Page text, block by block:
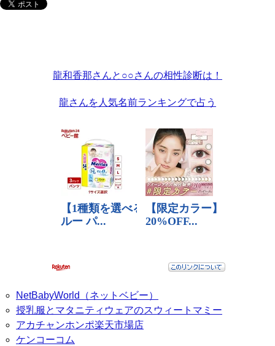
龍和香那さんと○○さんの相性診断は！
龍さんを人気名前ランキングで占う
NetBabyWorld（ネットベビー）
授乳服とマタニティウェアのスウィートマミー
アカチャンホンポ楽天市場店
ケンコーコム